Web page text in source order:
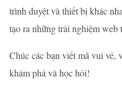
trình duyệt và thiết bị khác
tạo ra những trải nghiệm web
Chúc các bạn viết mã vui vẻ,
khám phá và học hỏi!